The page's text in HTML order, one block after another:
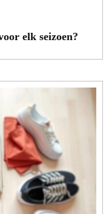
elk seizoen?